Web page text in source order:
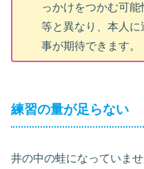
っかけをつかむ可
等と異なり、本人
事が期待できます。
練習の量が足らない
井の中の蛙になっていま